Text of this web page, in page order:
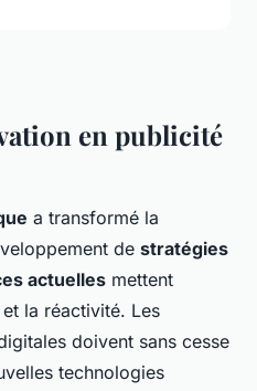
en publicité
a transformé la
de stratégies
actuelles mettent
et la réactivité. Les
doivent sans cesse
technologies